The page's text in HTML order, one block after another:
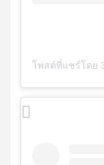
โพสต์ที่แชร์โดย